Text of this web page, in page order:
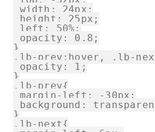
width: 24px;
height: 25px;
left: 50%;
opacity: 0.8;
}
.lb-prev:hover, .lb-
opacity: 1;
}
.lb-prev{
margin-left: -30px;
background:
}
.lb-next{